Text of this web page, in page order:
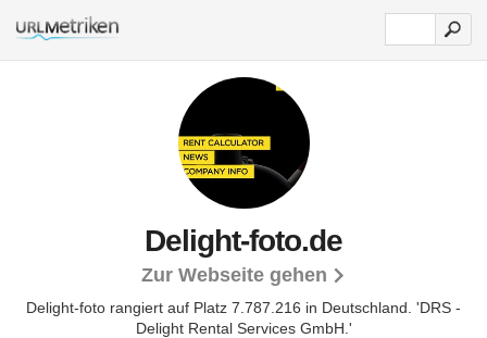
Delight-foto.de
Zur Webseite gehen
Delight-foto rangiert auf Platz 7.787.216 in Deutschland. 'DRS -
Delight Rental Services GmbH.'